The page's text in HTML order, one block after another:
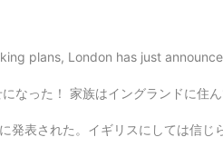
plans, London has just
らない😔 私達はたくさんワインとビールを飲んだ😅 ウェールズに帰
の日が相次いでいた。 昨日、ジョージ・オーウェルの家まで巡礼し